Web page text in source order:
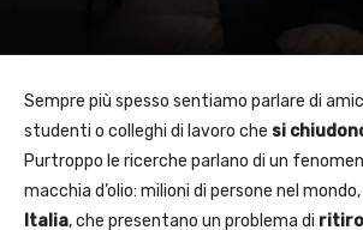
Sempre più spesso sentiamo parlare di
studenti o colleghi di lavoro che si
Purtroppo le ricerche parlano di un
macchia d’olio: milioni di persone nel
Italia, che presentano un problema di